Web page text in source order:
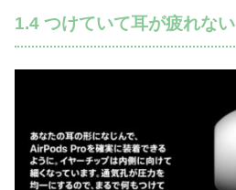
1.4 つけていて耳が疲れない